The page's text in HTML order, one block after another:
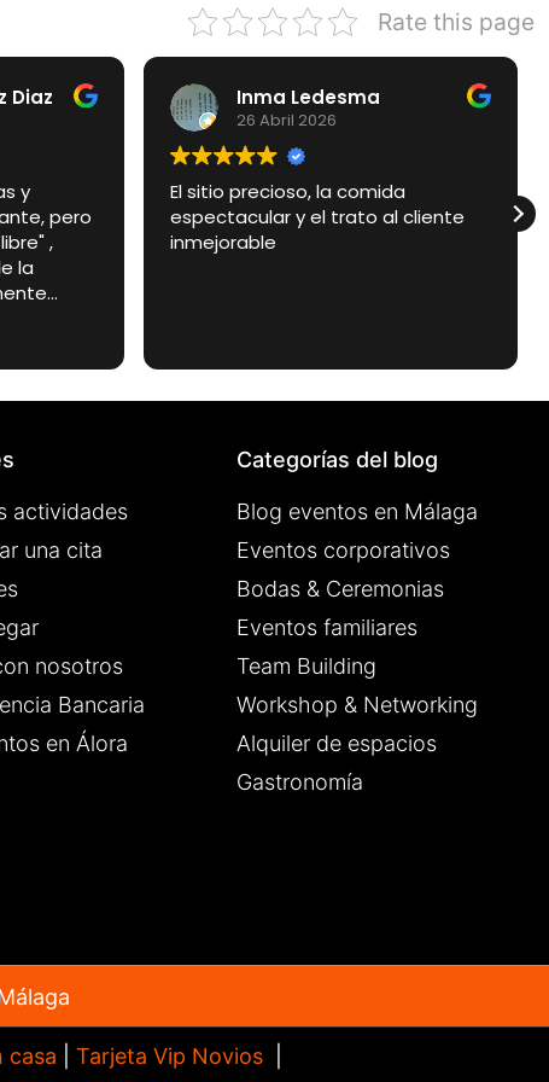
Rate this page
Diaz
y
pero
,
la
y en
donde te
entras.
y
Inma Ledesma
26 Abril 2026
El sitio precioso, la comida
espectacular y el trato al cliente
inmejorable
actividades
una cita
nosotros
Bancaria
en Álora
Categorías del blog
Blog eventos en Málaga
Eventos corporativos
Bodas & Ceremonias
Eventos familiares
Team Building
Workshop & Networking
Alquiler de espacios
Gastronomía
casa Tarjeta Vip Novios